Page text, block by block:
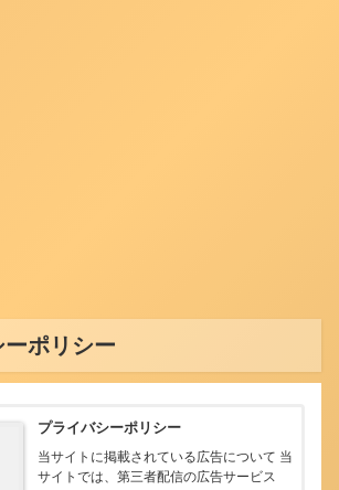
ポリシー
プライバシーポリシー
当サイトに掲載されている広告について 当
サイトでは、第三者配信の広告サービス